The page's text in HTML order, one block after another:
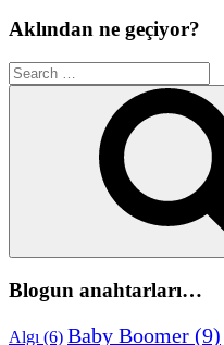
Aklından ne geçiyor?
Search
for:
Blogun anahtarları…
Algı (6) Baby Boomer (9)